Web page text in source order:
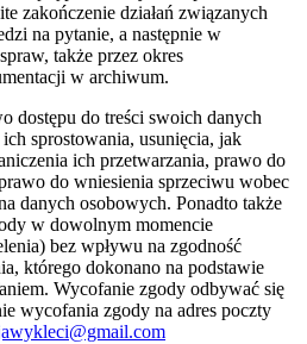
zakończenie działań związanych
na pytanie, a następnie w
także przez okres
w archiwum.
dostępu do treści swoich danych
sprostowania, usunięcia, jak
ich przetwarzania, prawo do
do wniesienia sprzeciwu wobec
danych osobowych. Ponadto także
w dowolnym momencie
bez wpływu na zgodność
którego dokonano na podstawie
Wycofanie zgody odbywać się
wycofania zgody na adres poczty